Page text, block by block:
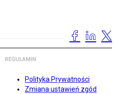
REGULAMIN
Polityka Prywatności
Zmiana ustawień zgód